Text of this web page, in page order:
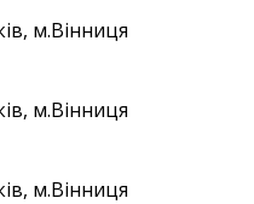
м.Вінниця
м.Вінниця
м.Вінниця